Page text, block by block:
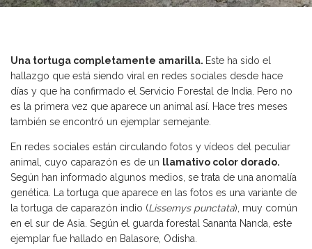
Una tortuga completamente amarilla. Este ha sido el
hallazgo que está siendo viral en redes sociales desde hace
días y que ha confirmado el Servicio Forestal de India. Pero no
es la primera vez que aparece un animal así. Hace tres meses
también se encontró un ejemplar semejante.
En redes sociales están circulando fotos y vídeos del peculiar
animal, cuyo caparazón es de un llamativo color dorado.
Según han informado algunos medios, se trata de una anomalía
genética. La tortuga que aparece en las fotos es una variante de
la tortuga de caparazón indio (Lissemys punctata), muy común
en el sur de Asia. Según el guarda forestal Sananta Nanda, este
ejemplar fue hallado en Balasore, Odisha.